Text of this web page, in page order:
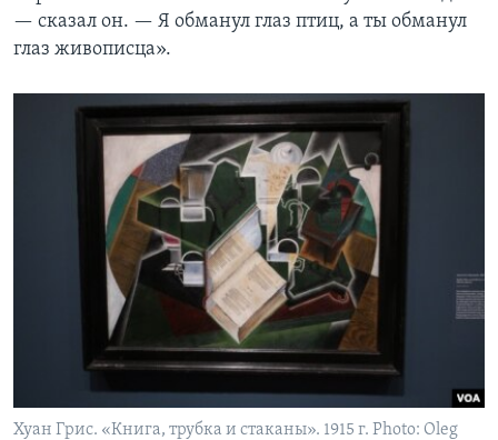
— сказал он. — Я обманул глаз птиц, а ты обманул
глаз живописца».
Хуан Грис. «Книга, трубка и стаканы». 1915 г. Photo: Oleg